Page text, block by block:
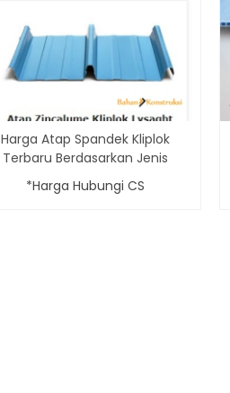
Harga Atap Spandek Kliplok
Terbaru Berdasarkan Jenis
*Harga Hubungi CS